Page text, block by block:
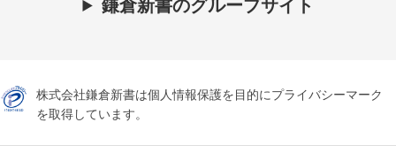
鎌倉新書のグループサイト
株式会社鎌倉新書は個人情報保護を目的にプライバシーマーク
を取得しています。